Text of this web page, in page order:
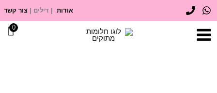
דילוג
לתוכן
אודות | דילים | צור קשר
0